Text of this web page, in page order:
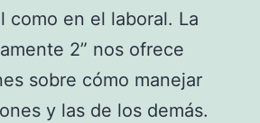
como en el laboral. La
2” nos ofrece
sobre cómo manejar
y las de los demás.